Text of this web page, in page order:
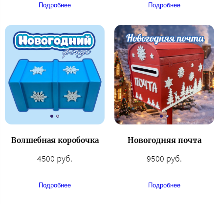
Подробнее Подробнее
Волшебная коробочка
4500 руб.
Подробнее
Новогодняя почта
9500 руб.
Подробнее